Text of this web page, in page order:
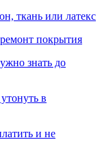
ткань или латекс
покрытия
знать до
в
и не